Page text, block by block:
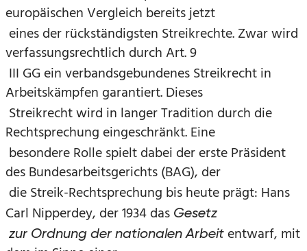
europäischen Vergleich bereits jetzt
eines der rückständigsten Streikrechte. Zwar wird
verfassungsrechtlich durch Art. 9
III GG ein verbandsgebundenes Streikrecht in
Arbeitskämpfen garantiert. Dieses
Streikrecht wird in langer Tradition durch die
Rechtsprechung eingeschränkt. Eine
besondere Rolle spielt dabei der erste Präsident
des Bundesarbeitsgerichts (BAG), der
die Streik-Rechtsprechung bis heute prägt: Hans
Carl Nipperdey, der 1934 das Gesetz
zur Ordnung der nationalen Arbeit entwarf, mit